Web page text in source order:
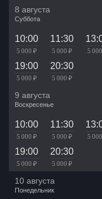
8 августа
Суббота
10:00
5 000 ₽
11:30
5 000 ₽ 5
19:00
5 000 ₽
20:30
5 000 ₽
9 августа
Воскресенье
10:00
5 000 ₽
11:30
5 000 ₽ 5
19:00
5 000 ₽
20:30
5 000 ₽
10 августа
Понедельник